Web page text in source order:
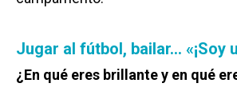
Jugar al fútbol, bailar… «¡Soy
¿En qué eres brillante y en qué